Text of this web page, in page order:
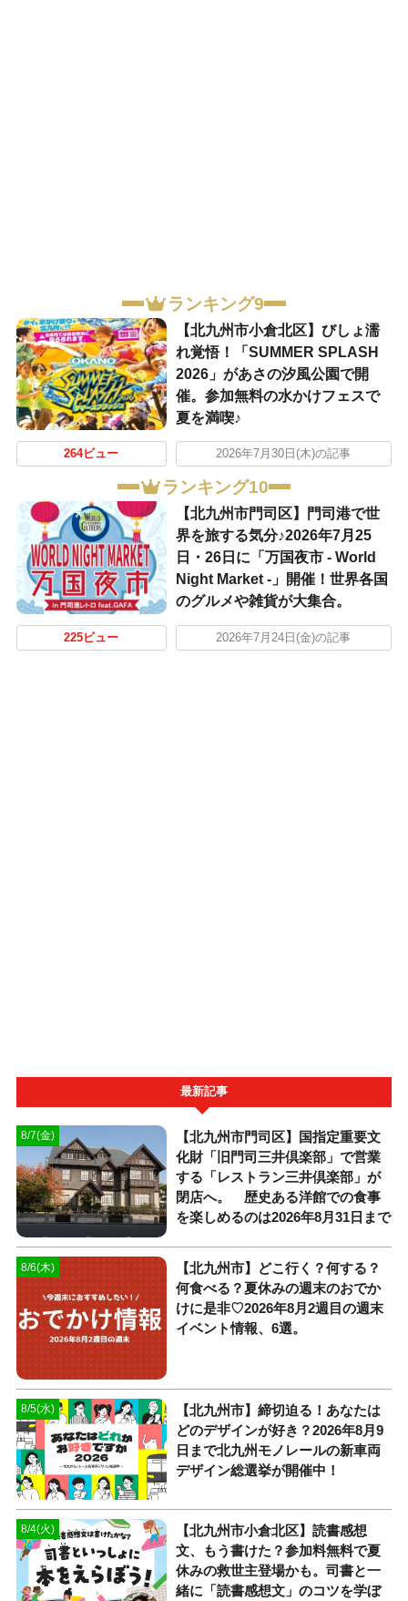
ランキング9
【北九州市小倉北区】びしょ濡
れ覚悟！「SUMMER SPLASH
2026」があさの汐風公園で開
催。参加無料の水かけフェスで
夏を満喫♪
264ビュー 2026年7月30日(木)の記事
ランキング10
【北九州市門司区】門司港で世
界を旅する気分♪2026年7月25
日・26日に「万国夜市 - World
Night Market -」開催！世界各国
のグルメや雑貨が大集合。
225ビュー 2026年7月24日(金)の記事
最新記事
8/7(金)
【北九州市門司区】国指定重要文
化財「旧門司三井倶楽部」で営業
する「レストラン三井倶楽部」が
閉店へ。 歴史ある洋館での食事
を楽しめるのは2026年8月31日まで
8/6(木)
【北九州市】どこ行く？何する？
何食べる？夏休みの週末のおでか
けに是非♡2026年8月2週目の週末
イベント情報、6選。
8/5(水)
【北九州市】締切迫る！あなたは
どのデザインが好き？2026年8月9
日まで北九州モノレールの新車両
デザイン総選挙が開催中！
8/4(火)
【北九州市小倉北区】読書感想
文、もう書けた？参加料無料で夏
休みの救世主登場かも。司書と一
緒に「読書感想文」のコツを学ぼ